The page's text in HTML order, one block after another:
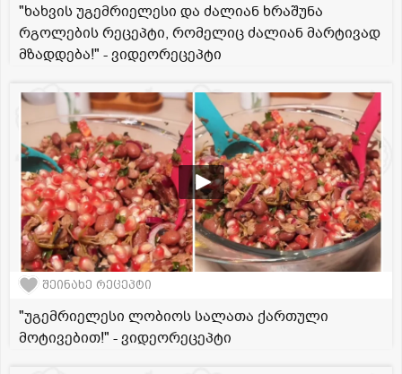
"ხახვის უგემრიელესი და ძალიან ხრაშუნა
რგოლების რეცეპტი, რომელიც ძალიან მარტივად
მზადდება!" - ვიდეორეცეპტი
შეინახე რეცეპტი
"უგემრიელესი ლობიოს სალათა ქართული
მოტივებით!" - ვიდეორეცეპტი